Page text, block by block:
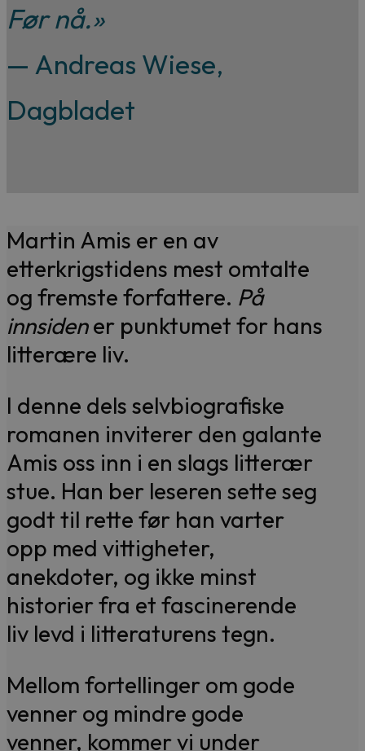
Før nå.»
— Andreas Wiese,
Dagbladet
Martin Amis er en av
etterkrigstidens mest omtalte
og fremste forfattere. På
innsidener punktumet for hans
litterære liv.
I denne dels selvbiografiske
romanen inviterer den galante
Amis oss inn i en slags litterær
stue. Han ber leseren sette seg
godt til rette før han varter
opp med vittigheter,
anekdoter, og ikke minst
historier fra et fascinerende
liv levd i litteraturens tegn.
Mellom fortellinger om gode
venner og mindre gode
venner, kommer vi under